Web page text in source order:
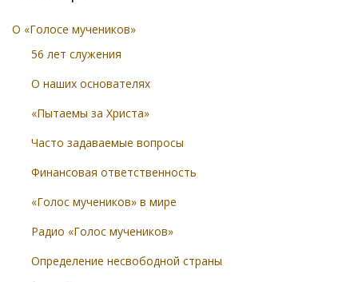
О «Голосе мучеников»
56 лет служения
О наших основателях
«Пытаемы за Христа»
Часто задаваемые вопросы
Финансовая ответственность
«Голос мучеников» в мире
Радио «Голос мучеников»
Определение несвободной страны